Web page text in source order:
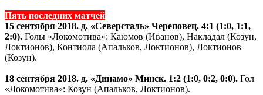
Пять последних матчей
15 сентября 2018. д. «Северсталь» Череповец. 4:1 (1:0, 1:1,
2:0). Голы «Локомотива»: Каюмов (Иванов), Накладал (Козун,
Локтионов), Контиола (Апальков, Локтионов), Локтионов
(Козун).
18 сентября 2018. д. «Динамо» Минск. 1:2 (1:0, 0:2, 0:0). Гол
«Локомотива»: Козун (Апальков, Локтионов).